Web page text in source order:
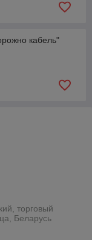
кабель"
торговый
Беларусь